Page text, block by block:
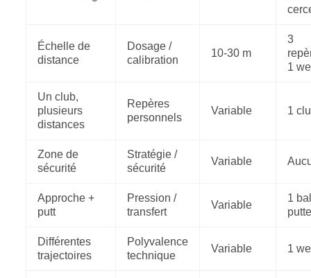
Échelle de
distance
Dosage /
calibration
10-30 m
3
1
Un club,
plusieurs
distances
Repères
personnels
Variable 1
Zone de
sécurité
Stratégie /
sécurité
Variable
Approche +
putt
Pression /
transfert
Variable
1
Différentes
trajectoires
Polyvalence
technique
Variable 1